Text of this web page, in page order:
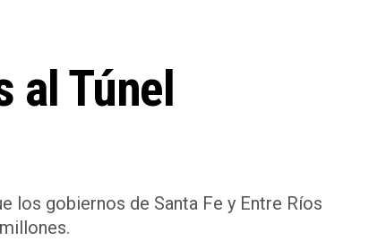
al Túnel
los gobiernos de Santa Fe y Entre Ríos